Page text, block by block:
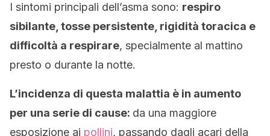
I sintomi principali dell’asma sono: respiro
sibilante, tosse persistente, rigidità toracica e
difficoltà a respirare, specialmente al mattino
presto o durante la notte.
L’incidenza di questa malattia è in aumento
per una serie di cause: da una maggiore
esposizione ai pollini, passando dagli acari della